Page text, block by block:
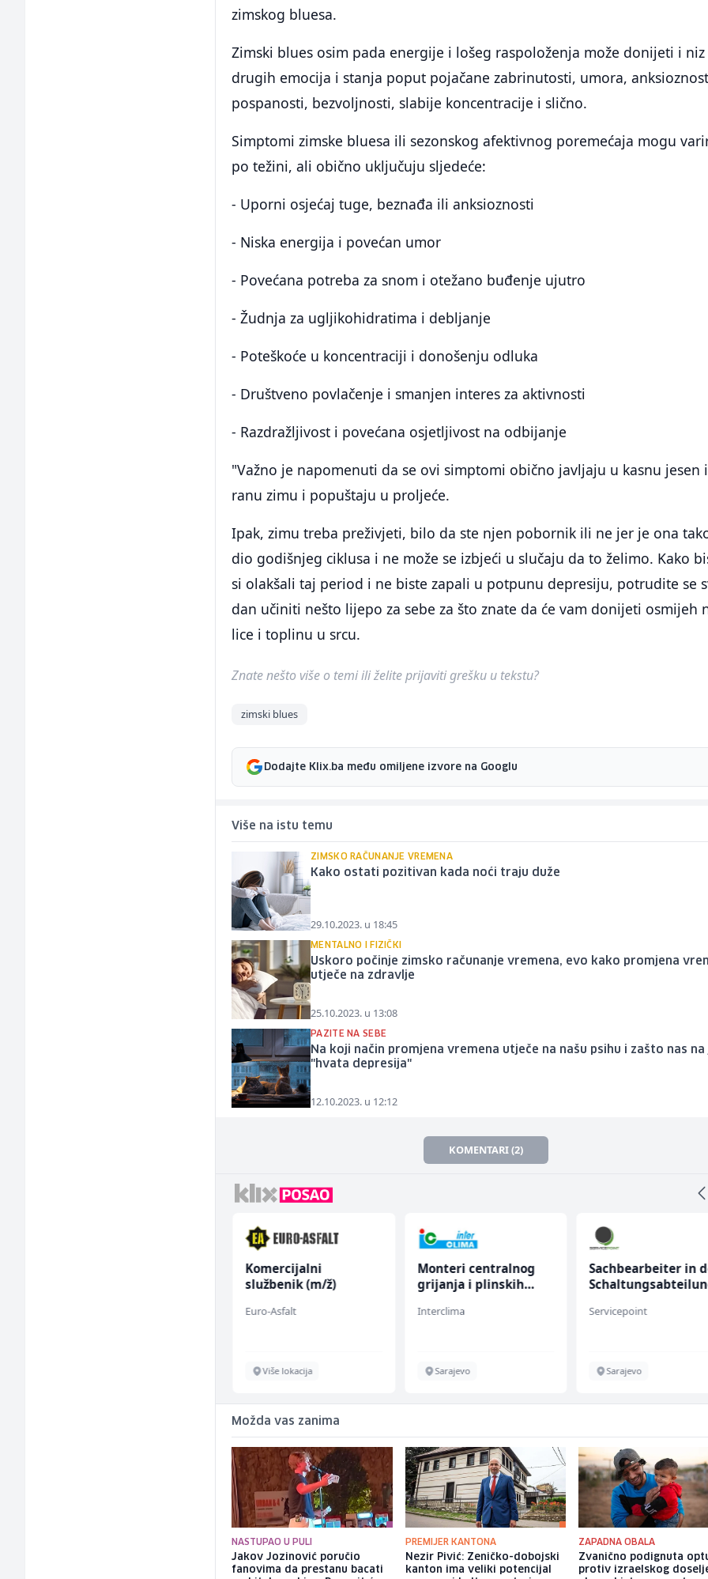
zimskog bluesa.
Zimski blues osim pada energije i lošeg raspoloženja može donijeti i niz
drugih emocija i stanja poput pojačane zabrinutosti, umora,
pospanosti, bezvoljnosti, slabije koncentracije i slično.
Simptomi zimske bluesa ili sezonskog afektivnog poremećaja mogu
po težini, ali obično uključuju sljedeće:
- Uporni osjećaj tuge, beznađa ili anksioznosti
- Niska energija i povećan umor
- Povećana potreba za snom i otežano buđenje ujutro
- Žudnja za ugljikohidratima i debljanje
- Poteškoće u koncentraciji i donošenju odluka
- Društveno povlačenje i smanjen interes za aktivnosti
- Razdražljivost i povećana osjetljivost na odbijanje
"Važno je napomenuti da se ovi simptomi obično javljaju u kasnu jesen
ranu zimu i popuštaju u proljeće.
Ipak, zimu treba preživjeti, bilo da ste njen pobornik ili ne jer je ona
dio godišnjeg ciklusa i ne može se izbjeći u slučaju da to želimo. Kako
si olakšali taj period i ne biste zapali u potpunu depresiju, potrudite se
dan učiniti nešto lijepo za sebe za što znate da će vam donijeti osmijeh
lice i toplinu u srcu.
Znate nešto više o temi ili želite prijaviti grešku u tekstu?
zimski blues
Dodajte Klix.ba među omiljene izvore na Googlu
Više na istu temu
ZIMSKO RAČUNANJE VREMENA
Kako ostati pozitivan kada noći traju duže
29.10.2023. u 18:45
MENTALNO I FIZIČKI
Uskoro počinje zimsko računanje vremena, evo kako promjena
utječe na zdravlje
25.10.2023. u 13:08
PAZITE NA SEBE
Na koji način promjena vremena utječe na našu psihu i zašto nas na
"hvata depresija"
12.10.2023. u 12:12
KOMENTARI (2)
Komercijalni
službenik (m/ž)
Euro-Asfalt
Više lokacija
Monteri centralnog
grijanja i plinskih
Interclima
Sarajevo
Sachbearbeiter in
Servicepoint
Sarajevo
Možda vas zanima
NASTUPAO U PULI
Jakov Jozinović poručio
fanovima da prestanu bacati
PREMIJER KANTONA
Nezir Pivić: Zeničko-dobojski
kanton ima veliki potencijal
ZAPADNA OBALA
Zvanično podignuta
protiv izraelskog